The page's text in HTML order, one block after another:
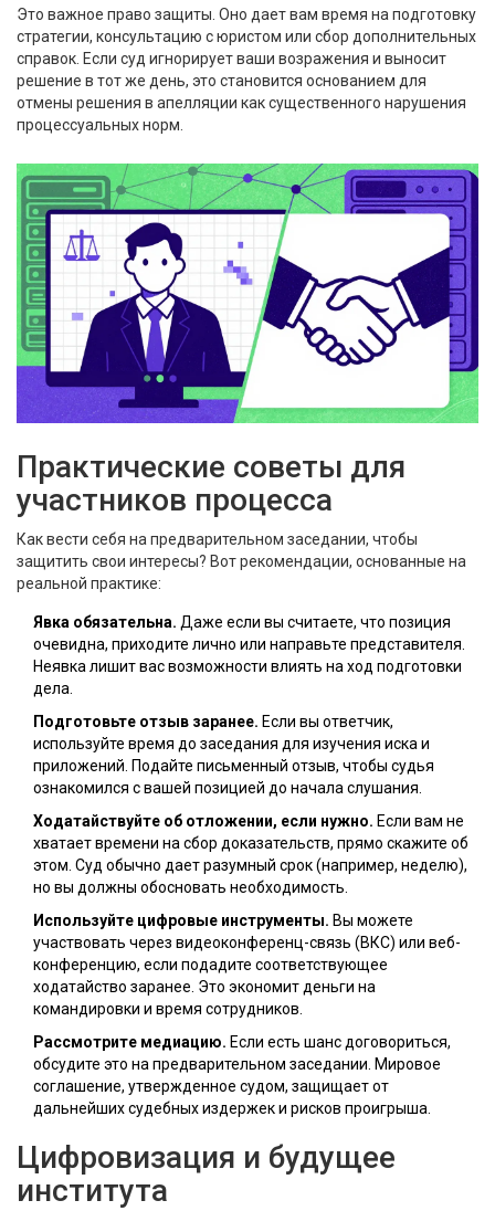
Это важное право защиты. Оно дает вам время на подготовку
стратегии, консультацию с юристом или сбор дополнительных
справок. Если суд игнорирует ваши возражения и выносит
решение в тот же день, это становится основанием для
отмены решения в апелляции как существенного нарушения
процессуальных норм.
Практические советы для
участников процесса
Как вести себя на предварительном заседании, чтобы
защитить свои интересы? Вот рекомендации, основанные на
реальной практике:
Явка обязательна. Даже если вы считаете, что позиция
очевидна, приходите лично или направьте представителя.
Неявка лишит вас возможности влиять на ход подготовки
дела.
Подготовьте отзыв заранее. Если вы ответчик,
используйте время до заседания для изучения иска и
приложений. Подайте письменный отзыв, чтобы судья
ознакомился с вашей позицией до начала слушания.
Ходатайствуйте об отложении, если нужно. Если вам не
хватает времени на сбор доказательств, прямо скажите об
этом. Суд обычно дает разумный срок (например, неделю),
но вы должны обосновать необходимость.
Используйте цифровые инструменты. Вы можете
участвовать через видеоконференц-связь (ВКС) или веб-
конференцию, если подадите соответствующее
ходатайство заранее. Это экономит деньги на
командировки и время сотрудников.
Рассмотрите медиацию. Если есть шанс договориться,
обсудите это на предварительном заседании. Мировое
соглашение, утвержденное судом, защищает от
дальнейших судебных издержек и рисков проигрыша.
Цифровизация и будущее
института